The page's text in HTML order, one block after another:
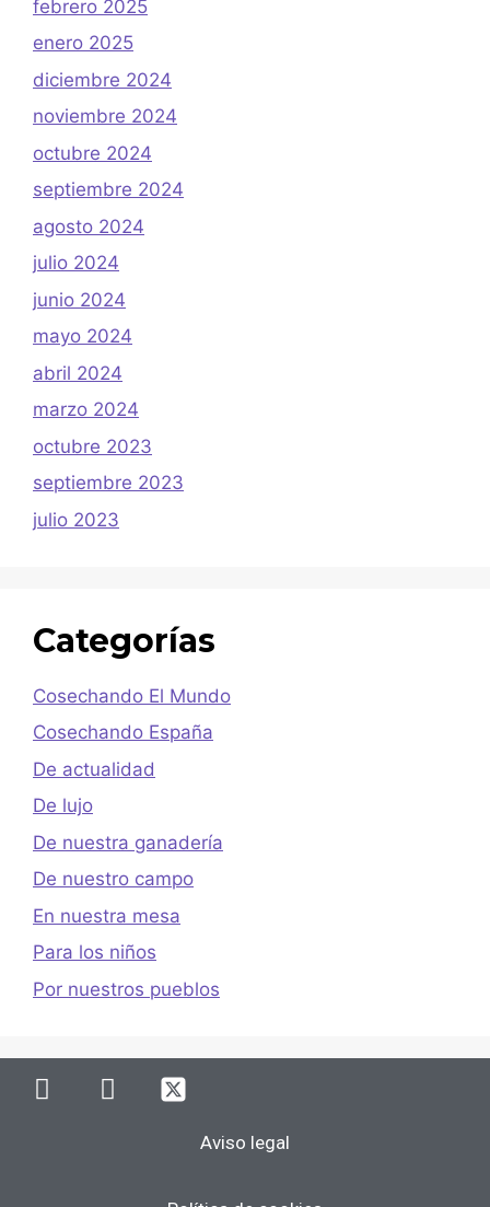
febrero 2025
enero 2025
diciembre 2024
noviembre 2024
octubre 2024
septiembre 2024
agosto 2024
julio 2024
junio 2024
mayo 2024
abril 2024
marzo 2024
octubre 2023
septiembre 2023
julio 2023
Categorías
Cosechando El Mundo
Cosechando España
De actualidad
De lujo
De nuestra ganadería
De nuestro campo
En nuestra mesa
Para los niños
Por nuestros pueblos
Aviso legal